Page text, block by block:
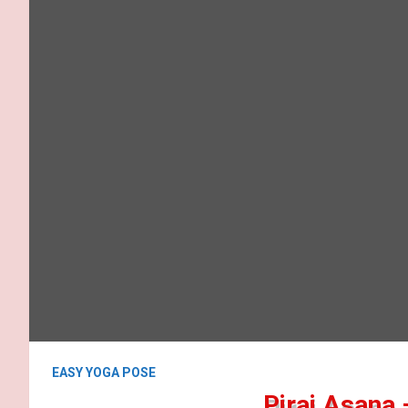
EASY YOGA POSE